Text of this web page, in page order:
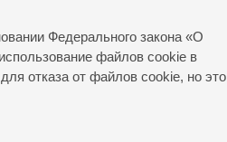
Федерального закона «О
файлов cookie в
отказа от файлов cookie, но это